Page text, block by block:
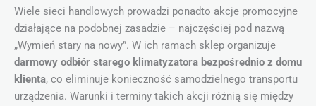
Wiele sieci handlowych prowadzi ponadto akcje promocyjne
działające na podobnej zasadzie – najczęściej pod nazwą
„Wymień stary na nowy”. W ich ramach sklep organizuje
darmowy odbiór starego klimatyzatora bezpośrednio z domu
klienta, co eliminuje konieczność samodzielnego transportu
urządzenia. Warunki i terminy takich akcji różnią się między